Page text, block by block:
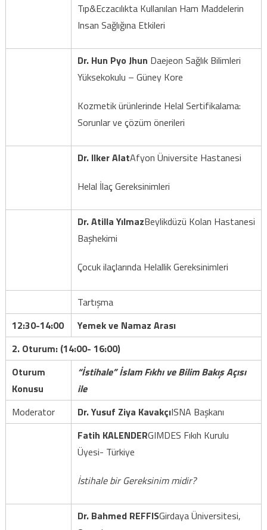
Tıp&Eczacılıkta Kullanılan Ham Maddelerin
Insan Sağlığına Etkileri
Dr. Hun Pyo Jhun Daejeon Sağlık Bilimleri
Yüksekokulu – Güney Kore
Kozmetik ürünlerinde Helal Sertifikalama:
Sorunlar ve çözüm önerileri
Dr. Ilker AlatAfyon Üniversite Hastanesi
Helal İlaç Gereksinimleri
Dr. Atilla YılmazBeylikdüzü Kolan Hastanesi
Başhekimi
Çocuk ilaçlarında Helallik Gereksinimleri
Tartışma
12:30-14:00
Yemek ve Namaz Arası
2. Oturum: (14:00- 16:00)
Oturum
Konusu
“İstihale” İslam Fıkhı ve Bilim Bakış Açısı
ile
Moderator
Dr. Yusuf Ziya KavakçıISNA Başkanı
Fatih KALENDERGIMDES Fıkıh Kurulu
Üyesi- Türkiye
İstihale bir Gereksinim midir?
Dr. Bahmed REFFISGirdaya Üniversitesi,